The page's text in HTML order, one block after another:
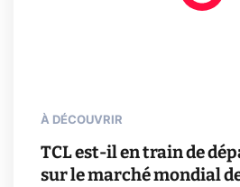
À DÉCOUVRIR
TCL est-il en train de
sur le marché mondial